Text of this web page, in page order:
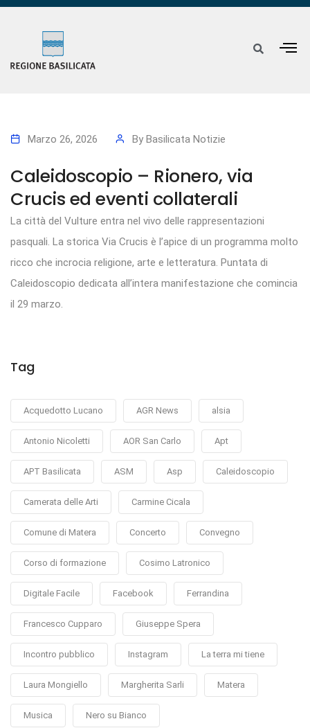
Marzo 26, 2026 By Basilicata Notizie
Caleidoscopio – Rionero, via
Crucis ed eventi collaterali
La città del Vulture entra nel vivo delle rappresentazioni
pasquali. La storica Via Crucis è l’apice di un programma molto
ricco che incrocia religione, arte e letteratura. Puntata di
Caleidoscopio dedicata all’intera manifestazione che comincia
il 29 marzo.
Tag
Acquedotto Lucano AGR News alsia
Antonio Nicoletti AOR San Carlo Apt
APT Basilicata ASM Asp Caleidoscopio
Camerata delle Arti Carmine Cicala
Comune di Matera Concerto Convegno
Corso di formazione Cosimo Latronico
Digitale Facile Facebook Ferrandina
Francesco Cupparo Giuseppe Spera
Incontro pubblico Instagram La terra mi tiene
Laura Mongiello Margherita Sarli Matera
Musica Nero su Bianco